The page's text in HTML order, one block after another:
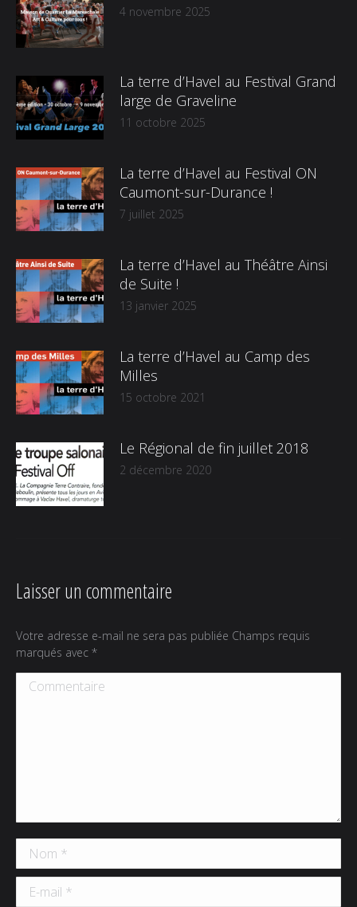
4 novembre 2025
La terre d’Havel au Festival Grand
large de Graveline
11 octobre 2025
La terre d’Havel au Festival ON
Caumont-sur-Durance !
7 juillet 2025
La terre d’Havel au Théâtre Ainsi
de Suite !
13 janvier 2025
La terre d’Havel au Camp des
Milles
15 octobre 2021
Le Régional de fin juillet 2018
2 décembre 2020
Laisser un commentaire
Votre adresse e-mail ne sera pas publiée Champs requis
marqués avec *
Commentaire
Nom *
E-mail *